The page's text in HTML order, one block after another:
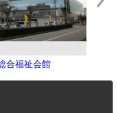
合福祉会館